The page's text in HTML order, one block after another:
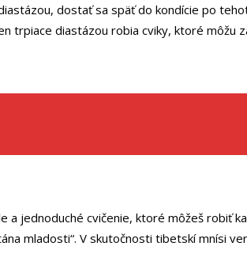
dostať sa späť do kondície po
trpiace diastázou robia cviky, ktoré môžu
jednoduché cvičenie, ktoré môžeš robiť
mladosti“. V skutočnosti tibetskí mnísi